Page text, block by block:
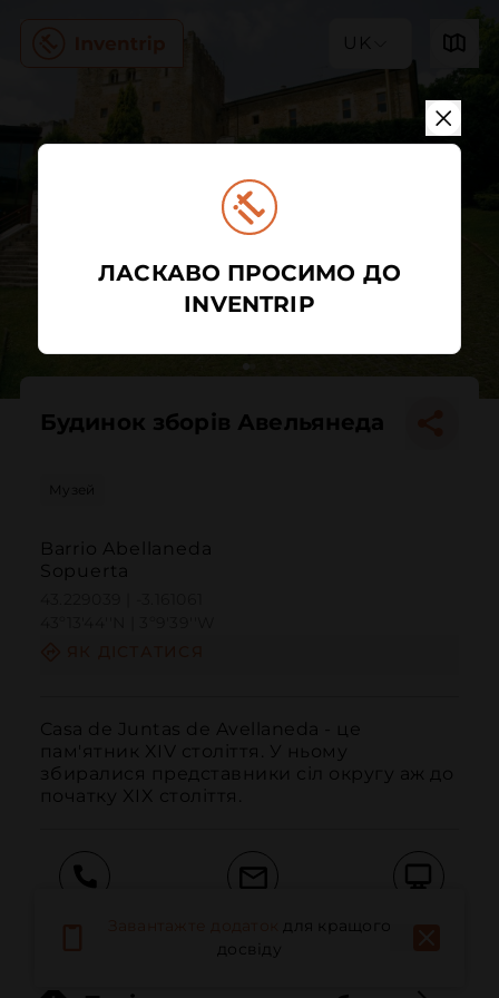
UK
Будинок зборів Авельянеда
Музей
Barrio Abellaneda
Sopuerta
Casa de Juntas de Avellaneda - це
пам'ятник XIV століття. У ньому
збиралися представники сіл округу аж до
початку XIX століття.
Електронна поштадля кращого
досвіду
ЛАСКАВО ПРОСИМО ДО
INVENTRIP